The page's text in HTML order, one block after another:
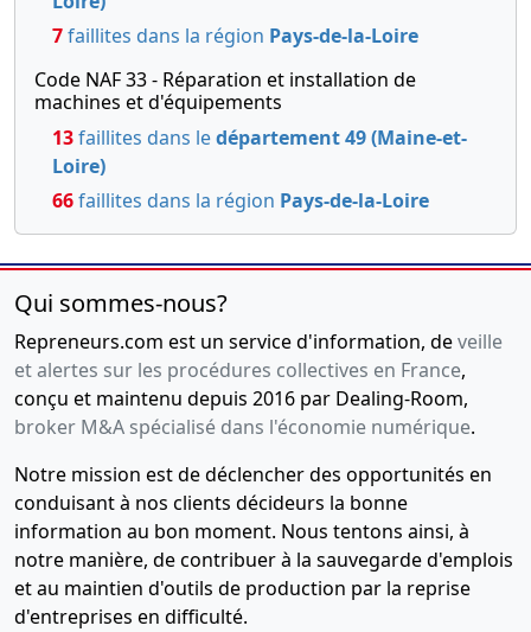
7faillites dans la région Pays-de-la-Loire
Code NAF 33 - Réparation et installation de
machines et d'équipements
13faillites dans ledépartement 49 (Maine-et-
Loire)
66faillites dans la région Pays-de-la-Loire
Qui sommes-nous?
Repreneurs.com est un service d'information, deveille
et alertes sur les procédures collectives en France,
conçu et maintenu depuis 2016 par Dealing-Room,
broker M&A spécialisé dans l'économie numérique.
Notre mission est de déclencher des opportunités en
conduisant à nos clients décideurs la bonne
information au bon moment. Nous tentons ainsi, à
notre manière, de contribuer à la sauvegarde d'emplois
et au maintien d'outils de production par la reprise
d'entreprises en difficulté.